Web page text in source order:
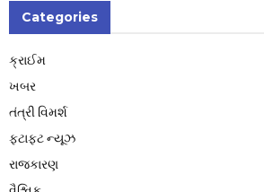
Categories
ક્રાઈમ
ખબર
તંત્રી વિમર્શ
ફટાફટ ન્યૂઝ
રાજકારણ